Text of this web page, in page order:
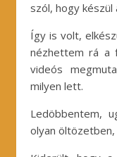
szól, hogy készül
Így is volt,
nézhettem rá a
videós
milyen lett.
Ledöbbentem,
olyan